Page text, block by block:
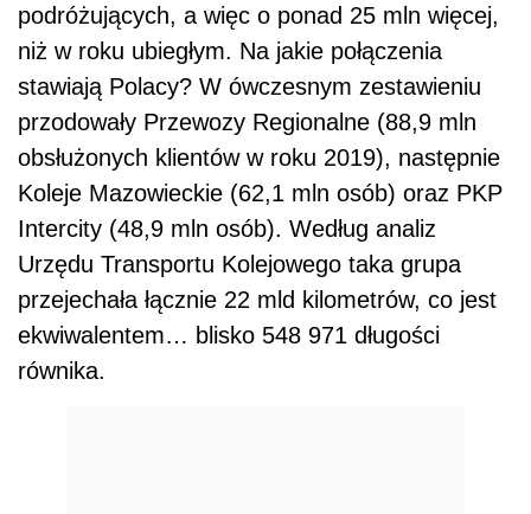
podróżujących, a więc o ponad 25 mln więcej,
niż w roku ubiegłym. Na jakie połączenia
stawiają Polacy? W ówczesnym zestawieniu
przodowały Przewozy Regionalne (88,9 mln
obsłużonych klientów w roku 2019), następnie
Koleje Mazowieckie (62,1 mln osób) oraz PKP
Intercity (48,9 mln osób). Według analiz
Urzędu Transportu Kolejowego taka grupa
przejechała łącznie 22 mld kilometrów, co jest
ekwiwalentem… blisko 548 971 długości
równika.